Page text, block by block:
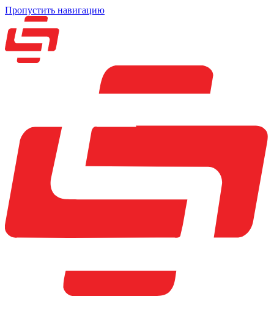
Пропустить навигацию